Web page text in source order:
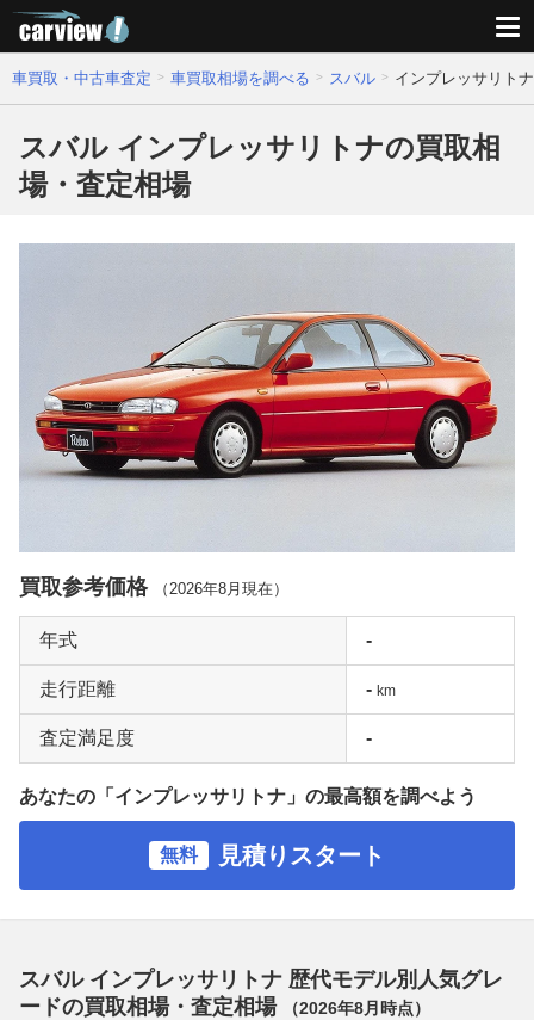
車買取・中古車査定 車買取相場を調べる スバル インプレッサリト
スバル インプレッサリトナの買取相
場・査定相場
買取参考価格 （ 2026年8月 現在）
年式 -
走行距離 - km
査定満足度 -
あなたの「インプレッサリトナ」の最高額を調べよう
無料 見積りスタート
スバル インプレッサリトナ 歴代モデル別人気グレ
ードの買取相場・査定相場
（2026年8月 時点）